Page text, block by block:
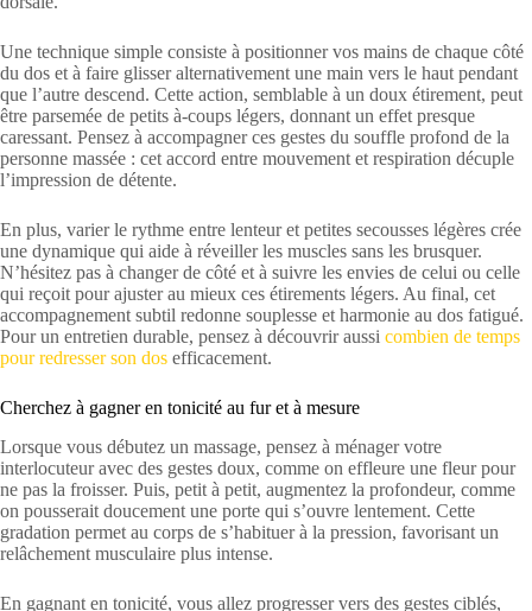
Une technique simple consiste à positionner vos mains de chaque côté
du dos et à faire glisser alternativement une main vers le haut pendant
que l’autre descend. Cette action, semblable à un doux étirement, peut
être parsemée de petits à-coups légers, donnant un effet presque
caressant. Pensez à accompagner ces gestes du souffle profond de la
personne massée : cet accord entre mouvement et respiration décuple
l’impression de détente.
En plus, varier le rythme entre lenteur et petites secousses légères crée
une dynamique qui aide à réveiller les muscles sans les brusquer.
N’hésitez pas à changer de côté et à suivre les envies de celui ou celle
qui reçoit pour ajuster au mieux ces étirements légers. Au final, cet
accompagnement subtil redonne souplesse et harmonie au dos fatigué.
Pour un entretien durable, pensez à découvrir aussi combien de temps
pour redresser son dos efficacement.
Cherchez à gagner en tonicité au fur et à mesure
Lorsque vous débutez un massage, pensez à ménager votre
interlocuteur avec des gestes doux, comme on effleure une fleur pour
ne pas la froisser. Puis, petit à petit, augmentez la profondeur, comme
on pousserait doucement une porte qui s’ouvre lentement. Cette
gradation permet au corps de s’habituer à la pression, favorisant un
relâchement musculaire plus intense.
En gagnant en tonicité, vous allez progresser vers des gestes ciblés,